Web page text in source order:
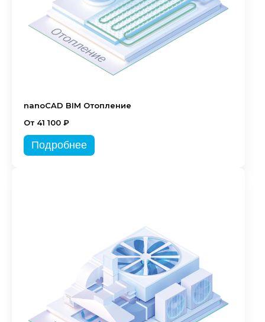
nanoCAD BIM Отопление
От 41 100 ₽
Подробнее